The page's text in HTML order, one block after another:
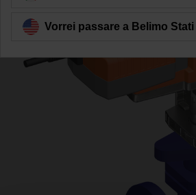
Vorrei passare a Belimo Stati